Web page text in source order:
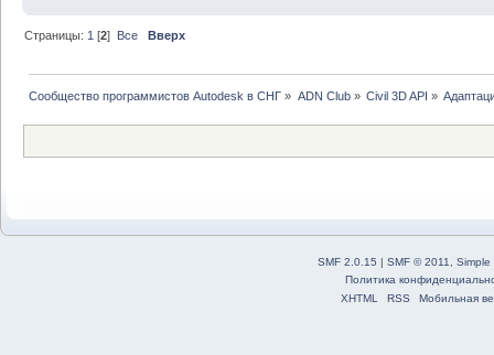
Страницы: 1 [2] Все Вверх
Сообщество программистов Autodesk в СНГ » ADN Club» Civil 3D API »
SMF 2.0.15 | SMF © 2011
Simple
Политика
XHTML
RSS Мобильная